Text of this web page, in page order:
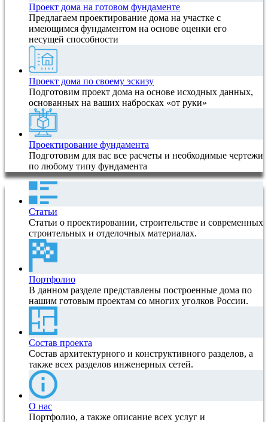
Проект дома на готовом фундаменте
Предлагаем проектирование дома на участке с
имеющимся фундаментом на основе оценки его
несущей способности
Проект дома по своему эскизу
Подготовим проект дома на основе исходных данных,
основанных на ваших набросках «от руки»
Проектирование фундамента
Подготовим для вас все расчеты и необходимые чертежи
по любому типу фундамента
Статьи
Статьи о проектировании, строительстве и современных
строительных и отделочных материалах.
Портфолио
В данном разделе представлены построенные дома по
нашим готовым проектам со многих уголков России.
Состав проекта
Состав архитектурного и конструктивного разделов, а
также всех разделов инженерных сетей.
О нас
Портфолио, а также описание всех услуг и